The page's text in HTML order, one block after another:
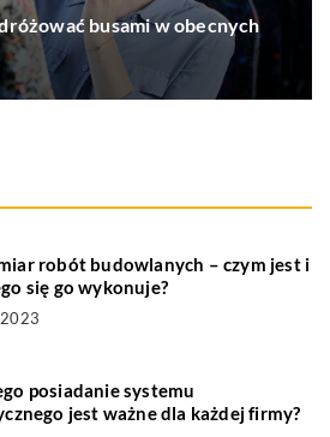
busami w obecnych
robót budowlanych – czym jest i
się go wykonuje?
posiadanie systemu
jest ważne dla każdej firmy?